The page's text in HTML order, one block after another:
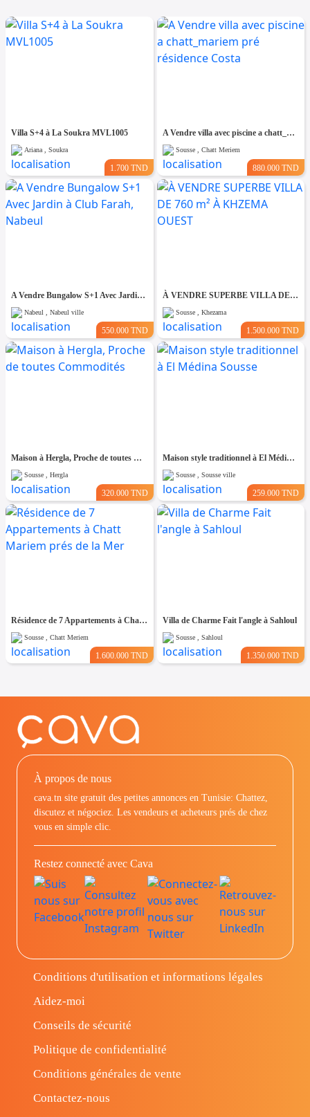
Villa S+4 à La Soukra MVL1005
Ariana , Soukra
1.700 TND
A Vendre villa avec piscine a chatt_mariem pré résidence Costa
Sousse , Chatt Meriem
880.000 TND
A Vendre Bungalow S+1 Avec Jardin à Club Farah, Nabeul
Nabeul , Nabeul ville
550.000 TND
À VENDRE SUPERBE VILLA DE 760 m² À KHZEMA OUEST
Sousse , Khezama
1.500.000 TND
Maison à Hergla, Proche de toutes Commodités
Sousse , Hergla
320.000 TND
Maison style traditionnel à El Médina Sousse
Sousse , Sousse ville
259.000 TND
Résidence de 7 Appartements à Chatt Mariem prés de la Mer
Sousse , Chatt Meriem
1.600.000 TND
Villa de Charme Fait l'angle à Sahloul
Sousse , Sahloul
1.350.000 TND
À propos de nous
cava.tn site gratuit des petites annonces en Tunisie: Chattez,
discutez et négociez. Les vendeurs et acheteurs prés de chez
vous en simple clic.
Restez connecté avec Cava
Conditions d'utilisation et informations légales
Aidez-moi
Conseils de sécurité
Politique de confidentialité
Conditions générales de vente
Contactez-nous